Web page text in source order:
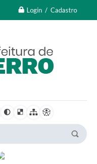
Login / Cadastro